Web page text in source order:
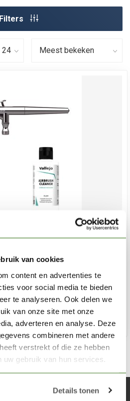
van cookies
content en advertenties te
voor social media te bieden
te analyseren. Ook delen we
van onze site met onze
adverteren en analyse. Deze
combineren met andere
verstrekt of die ze hebben
gebruik van hun services.
Details tonen
Filters
€151,54